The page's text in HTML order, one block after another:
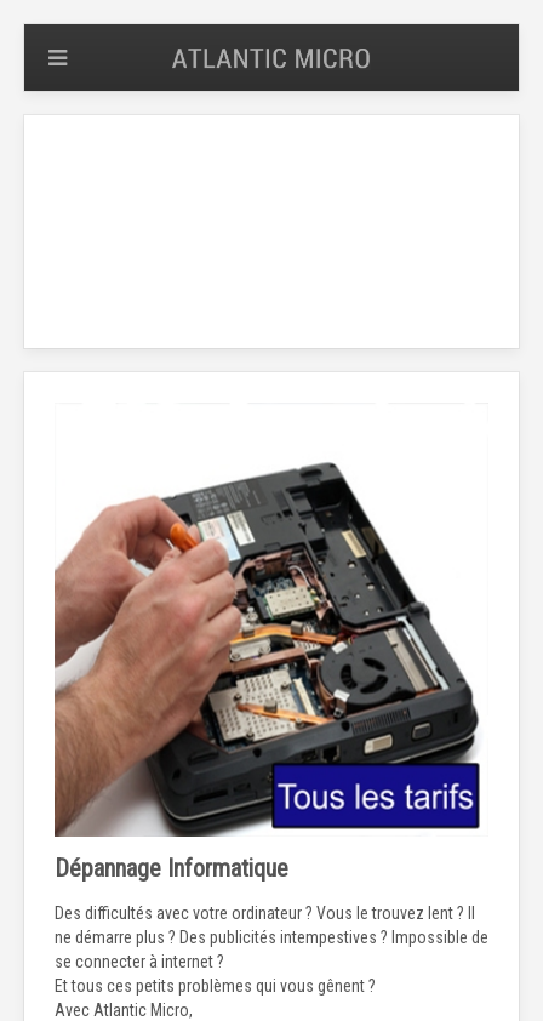
Dépannage Informatique
Des difficultés avec votre ordinateur ? Vous le trouvez lent ? Il
ne démarre plus ? Des publicités intempestives ? Impossible de
se connecter à internet ?
Et tous ces petits problèmes qui vous gênent ?
Avec Atlantic Micro,